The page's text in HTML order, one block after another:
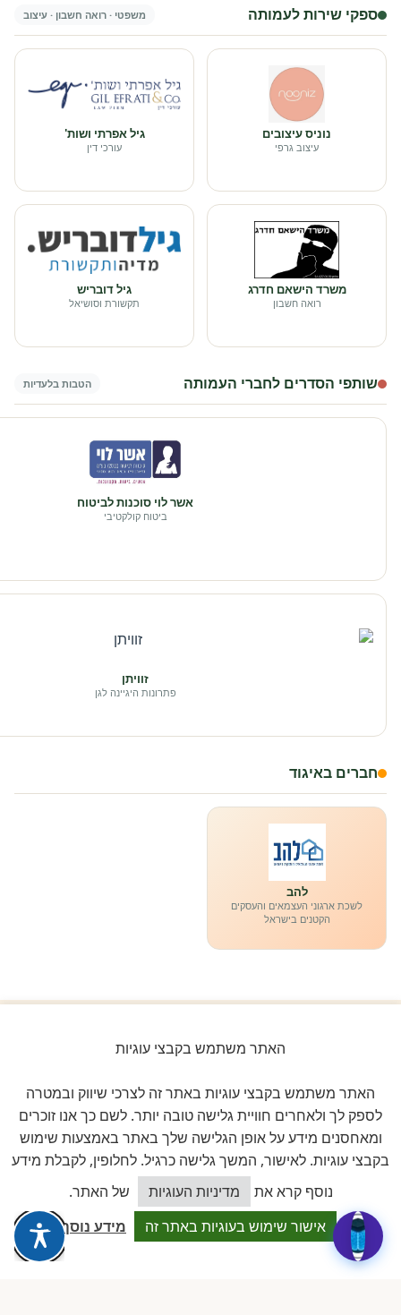
ספקי שירות לעמותה משפטי · רואה חשבון · עיצוב
נוניס עיצובים
עיצוב גרפי
גיל אפרתי ושות'
עורכי דין
משרד הישאם חדרג
רואה חשבון
גיל דובריש
תקשורת וסושיאל
שותפי הסדרים לחברי העמותה הטבות בלעדיות
אשר לוי סוכנות לביטוח
ביטוח קולקטיבי
זוויתן
פתרונות היגיינה לגן
חברים באיגוד
להב
לשכת ארגוני העצמאים והעסקים
הקטנים בישראל
ביקורות אמיתיות ב-GOOGLE
דירוג 5 ★ מתוך 5
★★★★★על בסיס11 ביקורות מאומתות
לכל הביקורות ב-Google
D
האתר משתמש בקבצי עוגיות
האתר משתמש בקבצי עוגיות באתר זה לצרכי שיווק ובמטרה
לספק לך ולאחרים חוויית גלישה טובה יותר. לשם כך אנו זוכרים
ומאחסנים מידע על אופן הגלישה שלך באתר באמצעות שימוש
בקבצי עוגיות. לאישור, המשך גלישה כרגיל. לחלופין, לקבלת מידע
נוסף קרא את
מדיניות העוגיות
של האתר.
אישור שימוש בעוגיות באתר זה
מידע נוסף
כיצד אוכל לסייע?